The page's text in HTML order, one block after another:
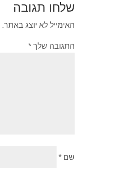
שלחו תגובה
האימייל לא יוצג באתר.
התגובה שלך*
שם*